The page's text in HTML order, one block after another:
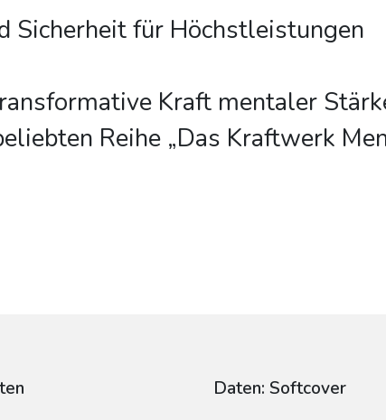
Sicherheit für Höchstleistungen
Kraft mentaler
Reihe „Das Kraftwerk
Daten: Softcover